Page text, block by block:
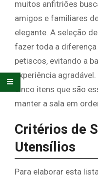
muitos anfitriões
amigos e familiares
elegante. A seleção
fazer toda a diferença
petiscos, evitando a
experiência
cinco itens que são
manter a sala em
Critérios de
Utensílios
Para elaborar esta